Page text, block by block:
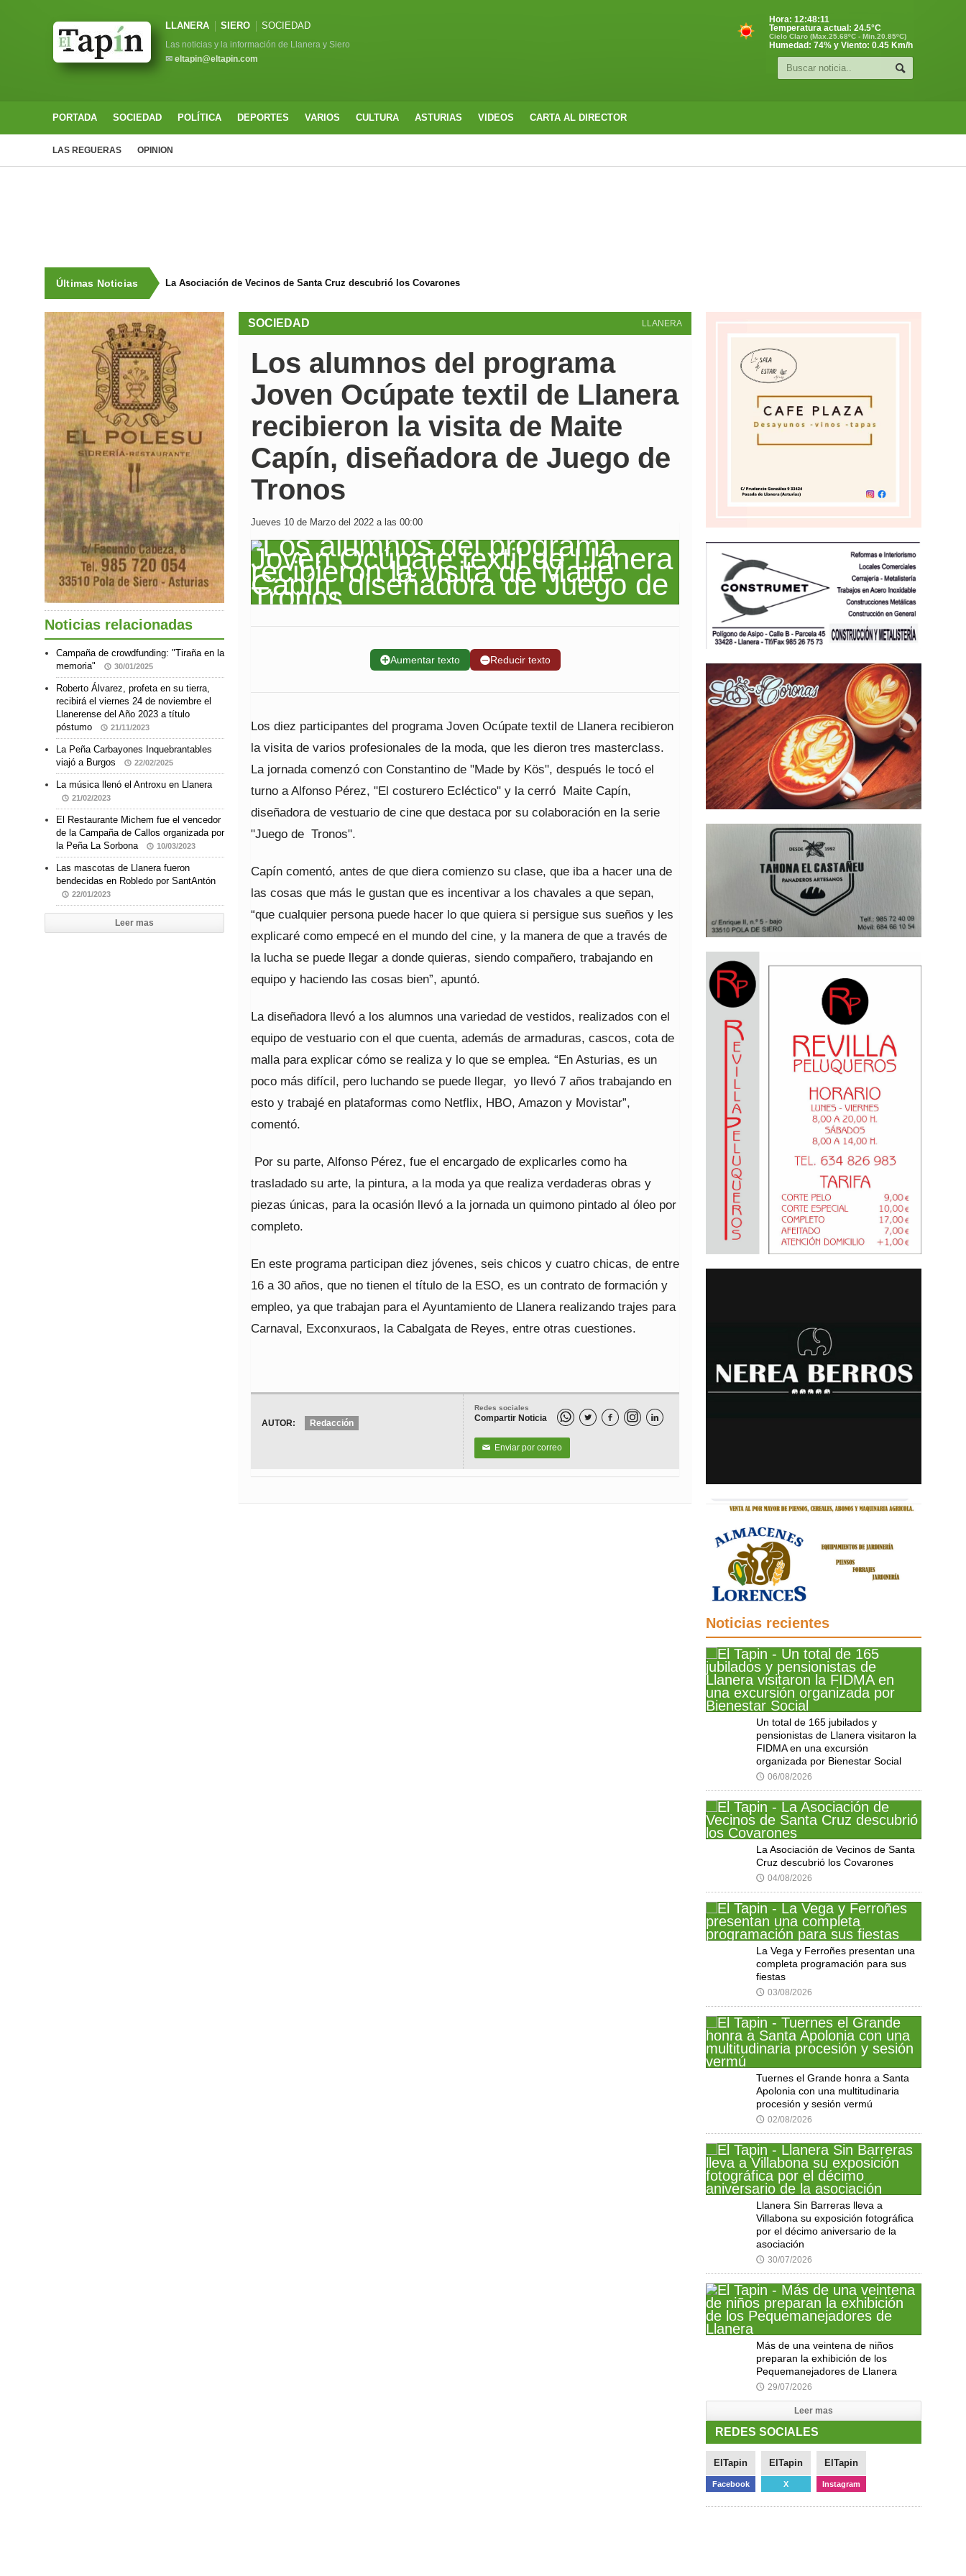
LLANERA SIERO SOCIEDAD
Las noticias y la información de Llanera y Siero
✉ eltapin@eltapin.com
Hora: 12:48:12
Temperatura actual: 24.5°C
Cielo Claro (Max.25.68ºC - Min.20.85ºC)
Humedad: 74% y Viento: 0.45 Km/h
PORTADA SOCIEDAD POLÍTICA DEPORTES VARIOS CULTURA ASTURIAS VIDEOS CARTA AL DIRECTOR
LAS REGUERAS OPINION
Últimas Noticias La Asociación de Vecinos de Santa Cruz descubrió los Covarones
LLANERA
SOCIEDAD
Los alumnos del programa
Joven Ocúpate textil de Llanera
recibieron la visita de Maite
Capín, diseñadora de Juego de
Tronos
Jueves 10 de Marzo del 2022 a las 00:00
➕Aumentar texto ➖Reducir texto
Los diez participantes del programa Joven Ocúpate textil de Llanera recibieron
la visita de varios profesionales de la moda, que les dieron tres masterclass.
La jornada comenzó con Constantino de "Made by Kös", después le tocó el
turno a Alfonso Pérez, "El costurero Ecléctico" y la cerró Maite Capín,
diseñadora de vestuario de cine que destaca por su colaboración en la serie
"Juego de Tronos".
Capín comentó, antes de que diera comienzo su clase, que iba a hacer una de
las cosas que más le gustan que es incentivar a los chavales a que sepan,
“que cualquier persona puede hacer lo que quiera si persigue sus sueños y les
explicaré como empecé en el mundo del cine, y la manera de que a través de
la lucha se puede llegar a donde quieras, siendo compañero, trabajando en
equipo y haciendo las cosas bien”, apuntó.
La diseñadora llevó a los alumnos una variedad de vestidos, realizados con el
equipo de vestuario con el que cuenta, además de armaduras, cascos, cota de
malla para explicar cómo se realiza y lo que se emplea. “En Asturias, es un
poco más difícil, pero luchando se puede llegar, yo llevó 7 años trabajando en
esto y trabajé en plataformas como Netflix, HBO, Amazon y Movistar”,
comentó.
Por su parte, Alfonso Pérez, fue el encargado de explicarles como ha
trasladado su arte, la pintura, a la moda ya que realiza verdaderas obras y
piezas únicas, para la ocasión llevó a la jornada un quimono pintado al óleo por
completo.
En este programa participan diez jóvenes, seis chicos y cuatro chicas, de entre
16 a 30 años, que no tienen el título de la ESO, es un contrato de formación y
empleo, ya que trabajan para el Ayuntamiento de Llanera realizando trajes para
Carnaval, Exconxuraos, la Cabalgata de Reyes, entre otras cuestiones.
Redes sociales
Compartir Noticia   
✉ Enviar por correo
AUTOR: Redacción
Noticias relacionadas
Campaña de crowdfunding: "Tiraña en la
memoria"
30/01/2025
Roberto Álvarez, profeta en su tierra,
recibirá el viernes 24 de noviembre el
Llanerense del Año 2023 a título
póstumo
21/11/2023
La Peña Carbayones Inquebrantables
viajó a Burgos
22/02/2025
La música llenó el Antroxu en Llanera
21/02/2023
El Restaurante Michem fue el vencedor
de la Campaña de Callos organizada por
la Peña La Sorbona
10/03/2023
Las mascotas de Llanera fueron
bendecidas en Robledo por SantAntón
22/01/2023
Leer mas
Noticias recientes
Un total de 165 jubilados y
pensionistas de Llanera visitaron la
FIDMA en una excursión
organizada por Bienestar Social
🕔 06/08/2026
La Asociación de Vecinos de Santa
Cruz descubrió los Covarones
🕔 04/08/2026
La Vega y Ferroñes presentan una
completa programación para sus
fiestas
🕔 03/08/2026
Tuernes el Grande honra a Santa
Apolonia con una multitudinaria
procesión y sesión vermú
🕔 02/08/2026
Llanera Sin Barreras lleva a
Villabona su exposición fotográfica
por el décimo aniversario de la
asociación
🕔 30/07/2026
Más de una veintena de niños
preparan la exhibición de los
Pequemanejadores de Llanera
🕔 29/07/2026
Leer mas
REDES SOCIALES
ElTapin
Facebook
ElTapin
X
ElTapin
Instagram